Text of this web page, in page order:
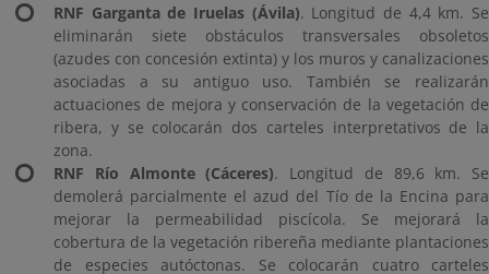
RNF Garganta de Iruelas (Ávila). Longitud de 4,4 km. Se
eliminarán siete obstáculos transversales obsoletos
(azudes con concesión extinta) y los muros y canalizaciones
asociadas a su antiguo uso. También se realizarán
actuaciones de mejora y conservación de la vegetación de
ribera, y se colocarán dos carteles interpretativos de la
zona.
RNF Río Almonte (Cáceres). Longitud de 89,6 km. Se
demolerá parcialmente el azud del Tío de la Encina para
mejorar la permeabilidad piscícola. Se mejorará la
cobertura de la vegetación ribereña mediante plantaciones
de especies autóctonas. Se colocarán cuatro carteles